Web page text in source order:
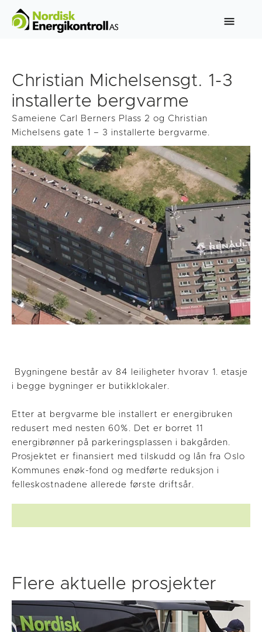
Christian Michelsensgt. 1-3
installerte bergvarme
Sameiene Carl Berners Plass 2 og Christian
Michelsens gate 1 – 3 installerte bergvarme.
Bygningene består av 84 leiligheter hvorav 1. etasje
i begge bygninger er butikklokaler.
Etter at bergvarme ble installert er energibruken
redusert med nesten 60%. Det er borret 11
energibrønner på parkeringsplassen i bakgården.
Prosjektet er finansiert med tilskudd og lån fra Oslo
Kommunes enøk-fond og medførte reduksjon i
felleskostnadene allerede første driftsår.
Flere aktuelle prosjekter